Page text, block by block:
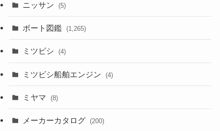
ニッサン (5)
ボート図鑑 (1,265)
ミツビシ (4)
ミツビシ船舶エンジン (4)
ミヤマ (8)
メーカーカタログ (200)